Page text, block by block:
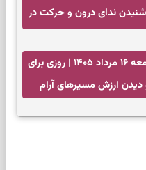
ندای درون و حرکت در
فال سرنوشت امروز جمعه ۱۶ مرداد ۱۴۰۵ | روزی برای
ارزش مسیرهای آرام